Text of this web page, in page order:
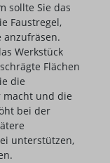
sollte Sie das
Faustregel,
anzufräsen.
Werkstück
Flächen
die
und die
bei der
unterstützen,